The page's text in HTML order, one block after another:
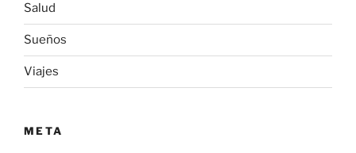
Salud
Sueños
Viajes
META